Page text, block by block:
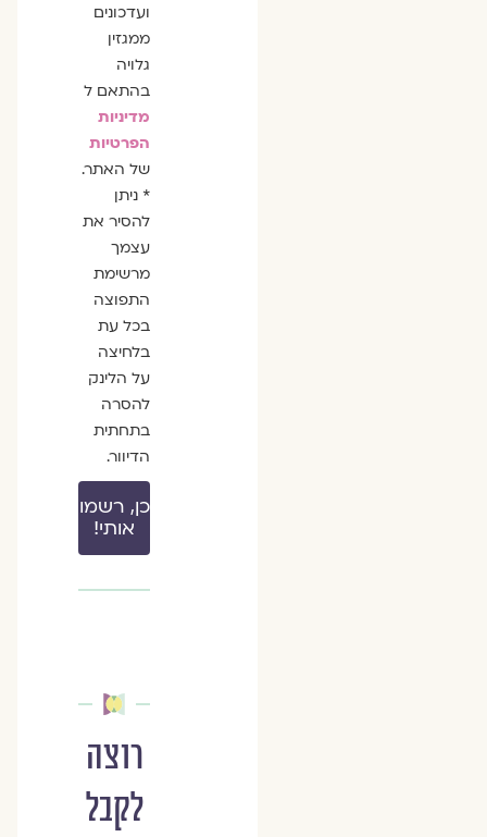
ועדכונים
ממגזין
גלויה
בהתאם ל
מדיניות
הפרטיות
של האתר.
* ניתן
להסיר את
עצמך
מרשימת
התפוצה
בכל עת
בלחיצה
על הלינק
להסרה
בתחתית
הדיוור.
כן, רשמו
אותי!
רוצה
לקבל